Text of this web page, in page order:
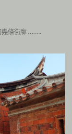
幾條街廓 ……..